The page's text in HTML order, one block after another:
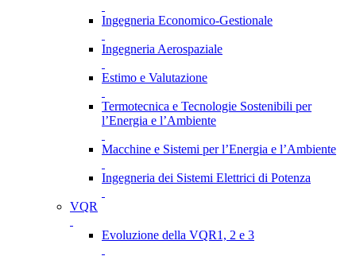
Ingegneria Economico-Gestionale
Ingegneria Aerospaziale
Estimo e Valutazione
Termotecnica e Tecnologie Sostenibili per
l’Energia e l’Ambiente
Macchine e Sistemi per l’Energia e l’Ambiente
Ingegneria dei Sistemi Elettrici di Potenza
VQR
Evoluzione della VQR1, 2 e 3